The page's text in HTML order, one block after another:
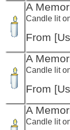
A
Candle lit
From
A
Candle lit
From
A
Candle lit